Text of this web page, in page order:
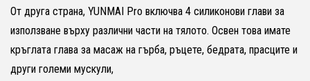
От друга страна, YUNMAI Pro включва 4 силиконови глави за
използване върху различни части на тялото. Освен това имате
кръглата глава за масаж на гърба, ръцете, бедрата, прасците и
други големи мускули,